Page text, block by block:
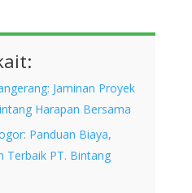
Jaminan Proyek
Harapan Bersama
Panduan Biaya,
Terbaik PT. Bintang